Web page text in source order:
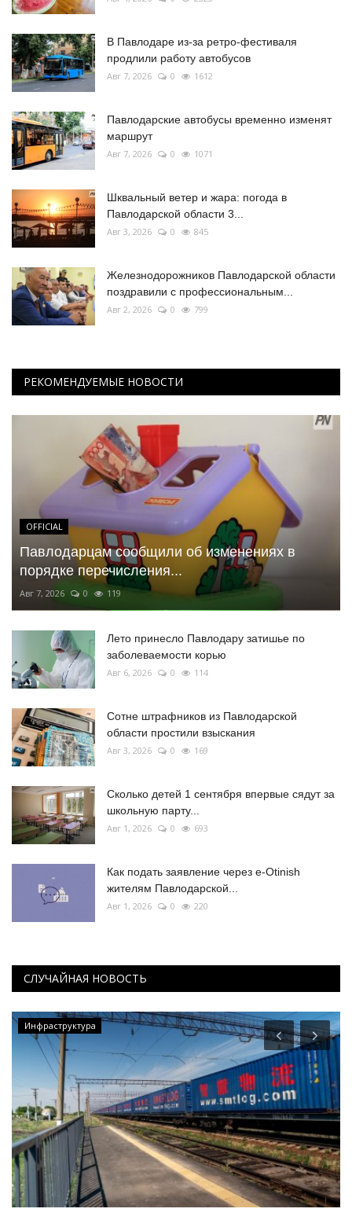
В Павлодаре из-за ретро-фестиваля
продлили работу автобусов
Авг 7, 2026 0 1612
Павлодарские автобусы временно изменят
маршрут
Авг 7, 2026 0 1071
Шквальный ветер и жара: погода в
Павлодарской области 3...
Авг 3, 2026 0 845
Железнодорожников Павлодарской области
поздравили с профессиональным...
Авг 2, 2026 0 799
РЕКОМЕНДУЕМЫЕ НОВОСТИ
OFFICIAL
Павлодарцам сообщили об изменениях в
порядке перечисления...
Авг 7, 2026 0 119
Лето принесло Павлодару затишье по
заболеваемости корью
Авг 6, 2026 0 114
Сотне штрафников из Павлодарской
области простили взыскания
Авг 3, 2026 0 169
Сколько детей 1 сентября впервые сядут за
школьную парту...
Авг 1, 2026 0 693
Как подать заявление через e-Otinish
жителям Павлодарской...
Авг 1, 2026 0 220
СЛУЧАЙНАЯ НОВОСТЬ
Инфраструктура